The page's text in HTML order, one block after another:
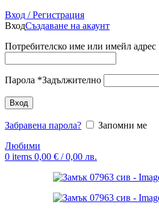
Вход / Регистрация
ВходСъздаване на акаунт
Потребителско име или имейл адрес
Парола *Задължително
Вход
Забравена парола?
Запомни ме
Любими
0 items 0,00 € / 0,00 лв.